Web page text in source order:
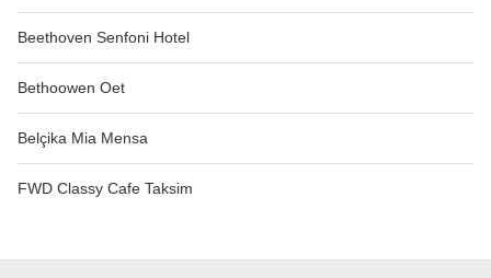
Beethoven Senfoni Hotel
Bethoowen Oet
Belçika Mia Mensa
FWD Classy Cafe Taksim